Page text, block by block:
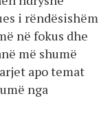
i rëndësishëm
në fokus dhe
më shumë
apo temat
nga